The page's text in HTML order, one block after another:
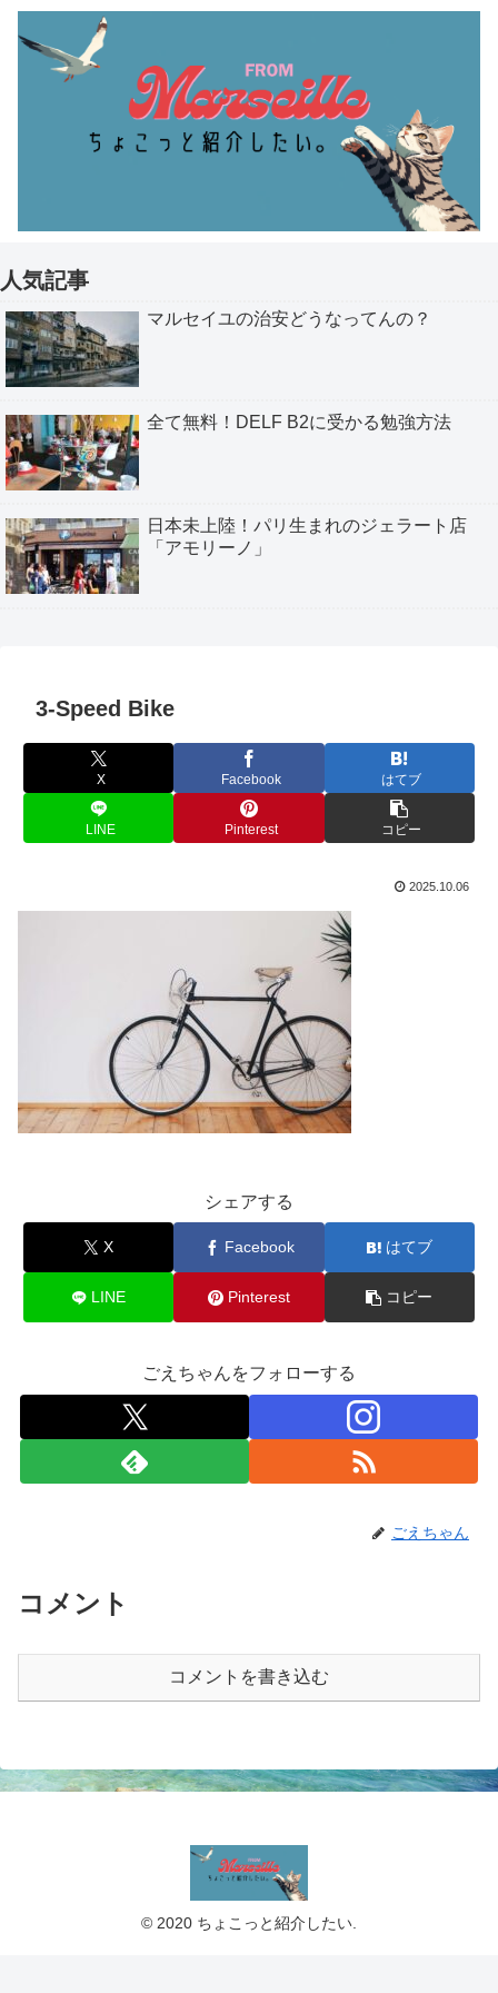
人気記事
マルセイユの治安どうなってんの？
全て無料！DELF B2に受かる勉強方法
日本未上陸！パリ生まれのジェラート店
「アモリーノ」
3-Speed Bike
X Facebook はてブ
LINE Pinterest コピー
2025.10.06
シェアする
X Facebook はてブ
LINE Pinterest コピー
ごえちゃんをフォローする
ごえちゃん
コメント
コメントを書き込む
© 2020 ちょこっと紹介したい.